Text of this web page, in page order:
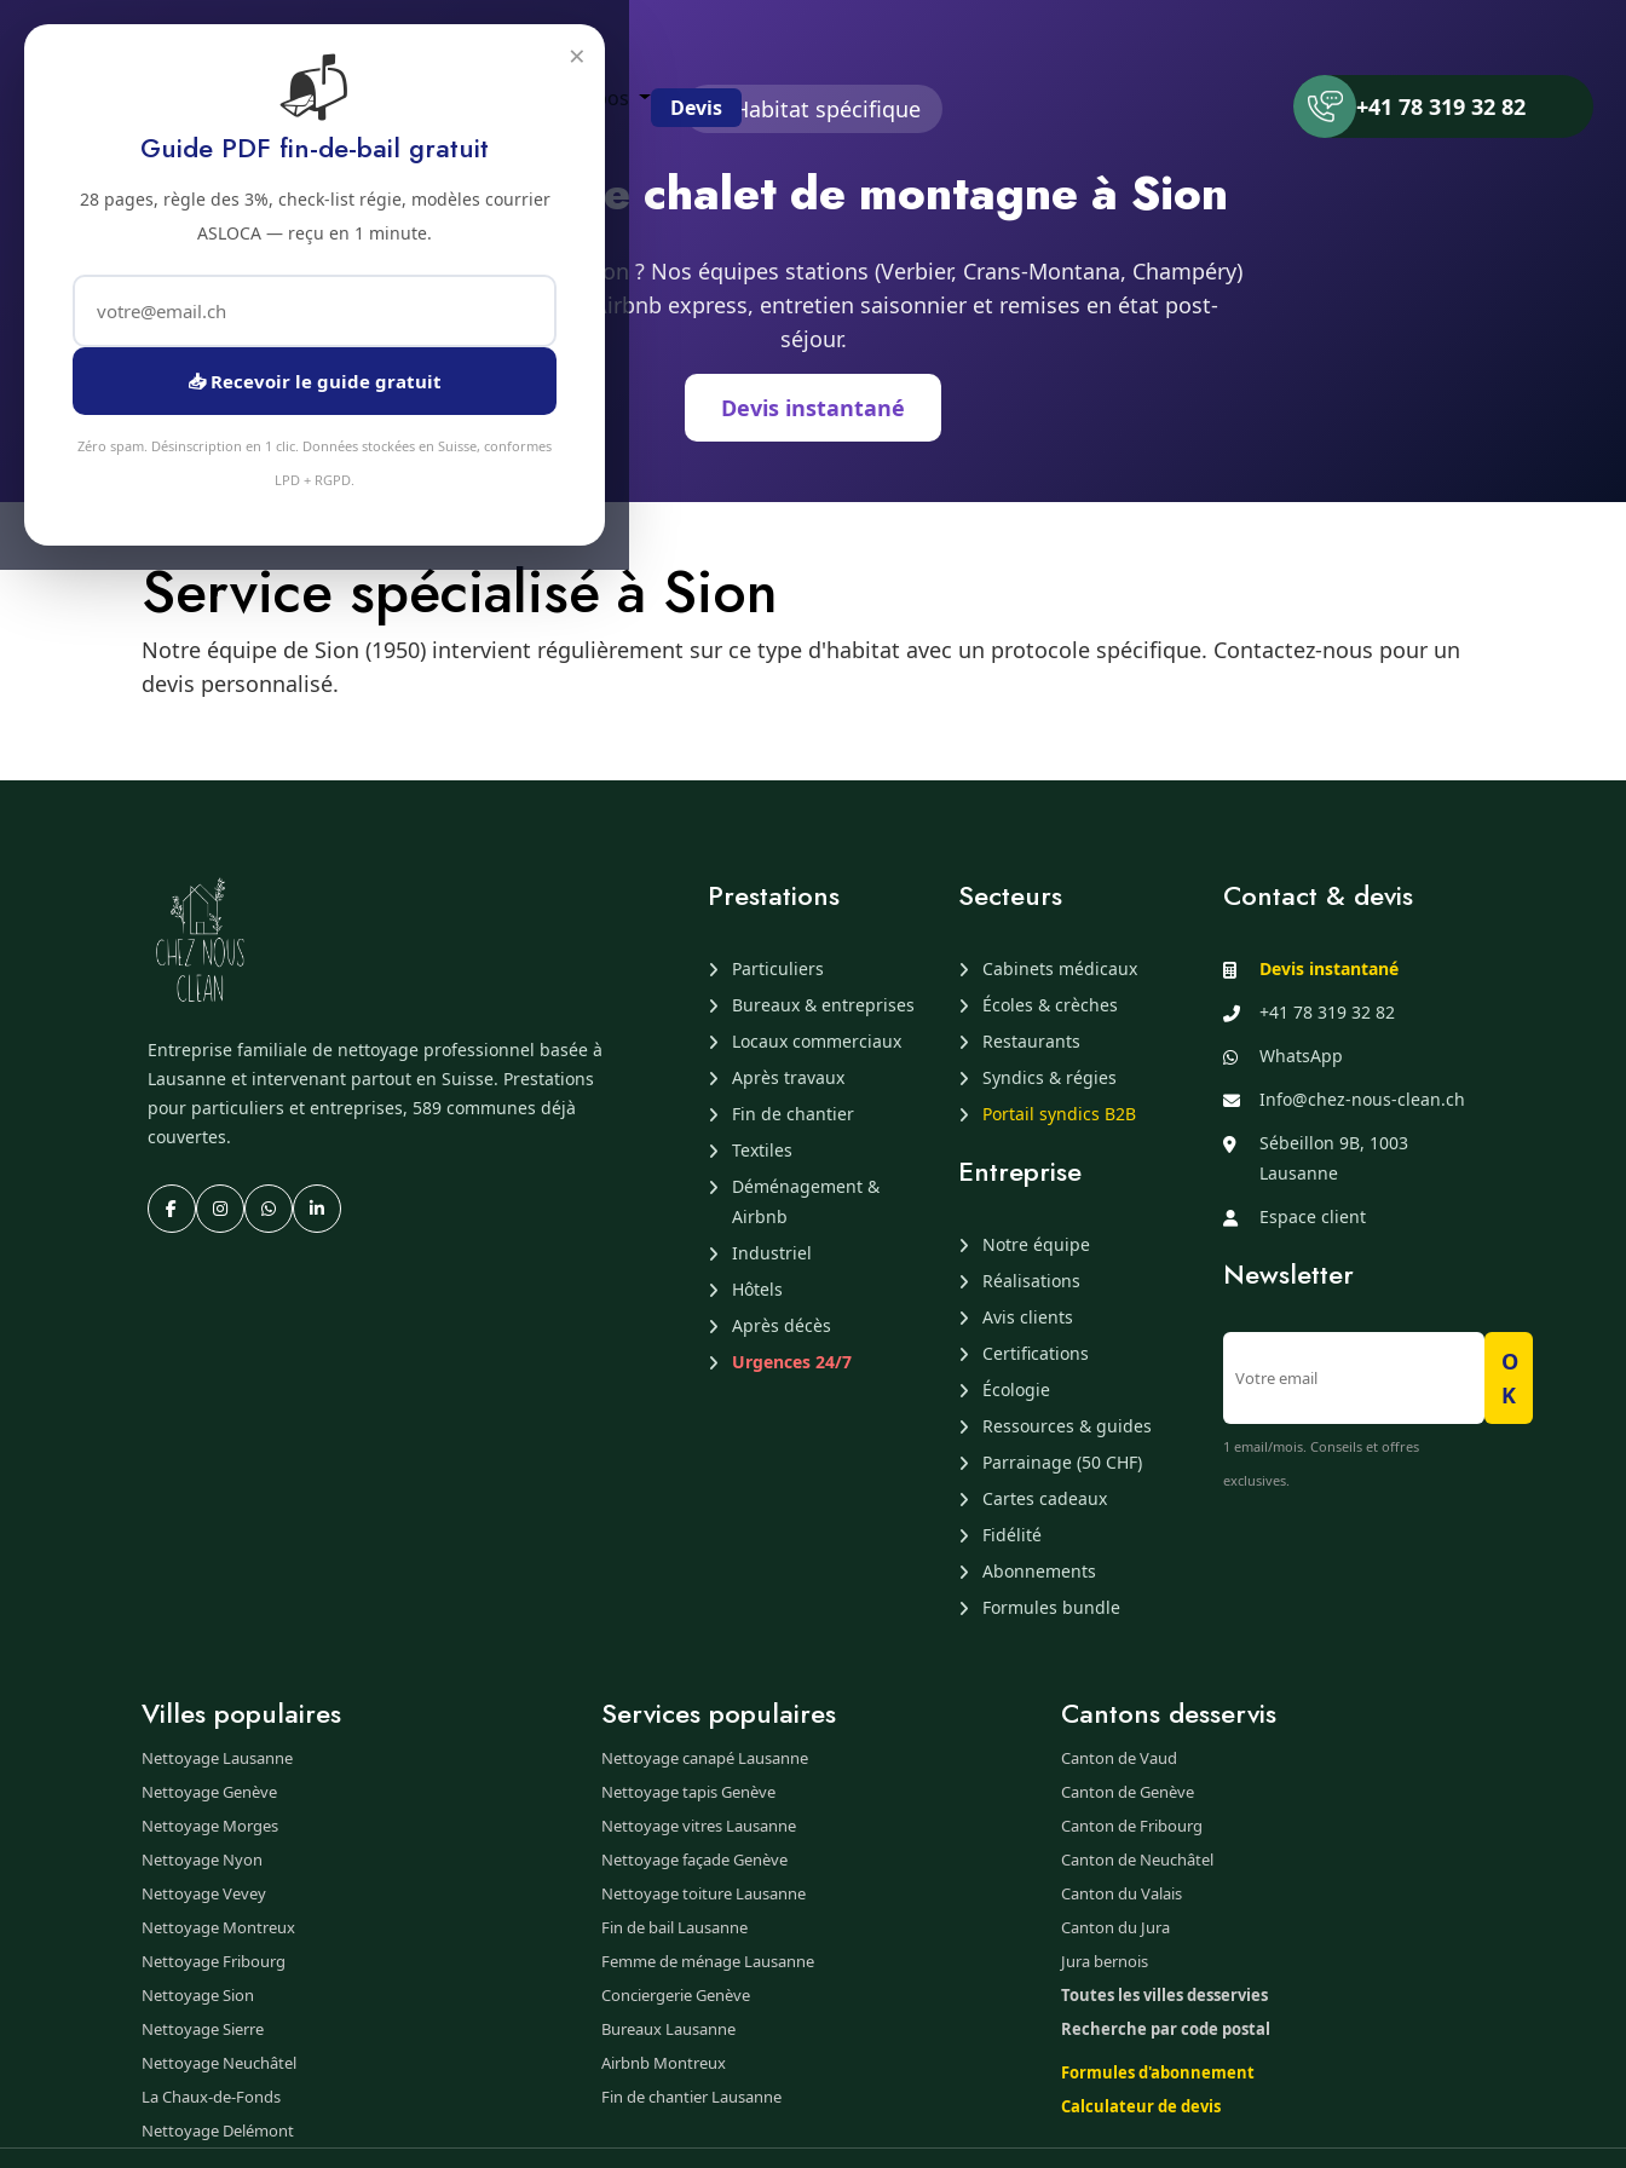
Prestations À propos Devis +41 78 319 32 82
Habitat spécifique
Nettoyage chalet de montagne à Sion
Chalet en station à Sion ? Nos équipes stations (Verbier, Crans-Montana, Champéry)
assurent rotation Airbnb express, entretien saisonnier et remises en état post-
séjour.
Devis instantané
Service spécialisé à Sion
Notre équipe de Sion (1950) intervient régulièrement sur ce type d'habitat avec un protocole spécifique. Contactez-nous pour un
devis personnalisé.
Entreprise familiale de nettoyage professionnel basée à
Lausanne et intervenant partout en Suisse. Prestations
pour particuliers et entreprises, 589 communes déjà
couvertes.
Prestations
Particuliers
Bureaux & entreprises
Locaux commerciaux
Après travaux
Fin de chantier
Textiles
Déménagement &
Airbnb
Industriel
Hôtels
Après décès
Urgences 24/7
Secteurs
Cabinets médicaux
Écoles & crèches
Restaurants
Syndics & régies
Portail syndics B2B
Entreprise
Notre équipe
Réalisations
Avis clients
Certifications
Écologie
Ressources & guides
Parrainage (50 CHF)
Cartes cadeaux
Fidélité
Abonnements
Formules bundle
Contact & devis
Devis instantané
+41 78 319 32 82
WhatsApp
Info@chez-nous-clean.ch
Sébeillon 9B, 1003
Lausanne
Espace client
Newsletter
O
K
1 email/mois. Conseils et offres
exclusives.
Villes populaires
Nettoyage Lausanne
Nettoyage Genève
Nettoyage Morges
Nettoyage Nyon
Nettoyage Vevey
Nettoyage Montreux
Nettoyage Fribourg
Nettoyage Sion
Nettoyage Sierre
Nettoyage Neuchâtel
La Chaux-de-Fonds
Nettoyage Delémont
Services populaires
Nettoyage canapé Lausanne
Nettoyage tapis Genève
Nettoyage vitres Lausanne
Nettoyage façade Genève
Nettoyage toiture Lausanne
Fin de bail Lausanne
Femme de ménage Lausanne
Conciergerie Genève
Bureaux Lausanne
Airbnb Montreux
Fin de chantier Lausanne
Cantons desservis
Canton de Vaud
Canton de Genève
Canton de Fribourg
Canton de Neuchâtel
Canton du Valais
Canton du Jura
Jura bernois
Toutes les villes desservies
Recherche par code postal
Formules d'abonnement
Calculateur de devis
×
📬
Guide PDF fin-de-bail gratuit
28 pages, règle des 3%, check-list régie, modèles courrier
ASLOCA — reçu en 1 minute.
📥 Recevoir le guide gratuit
Zéro spam. Désinscription en 1 clic. Données stockées en Suisse, conformes
LPD + RGPD.